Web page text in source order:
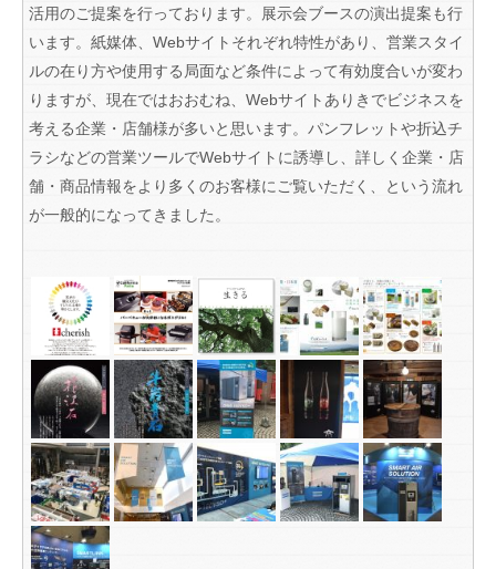
活用のご提案を行っております。展示会ブースの演出提案も行
います。紙媒体、Webサイトそれぞれ特性があり、営業スタイ
ルの在り方や使用する局面など条件によって有効度合いが変わ
りますが、現在ではおおむね、Webサイトありきでビジネスを
考える企業・店舗様が多いと思います。パンフレットや折込チ
ラシなどの営業ツールでWebサイトに誘導し、詳しく企業・店
舗・商品情報をより多くのお客様にご覧いただく、という流れ
が一般的になってきました。